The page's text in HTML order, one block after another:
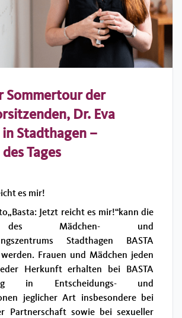
Sommertour der
Dr. Eva
Stadthagen –
Tages
es mir!
Jetzt reicht es mir!“kann die
Mädchen- und
Stadthagen BASTA
Frauen und Mädchen jeden
Herkunft erhalten bei BASTA
in Entscheidungs- und
jeglicher Art insbesondere bei
Partnerschaft sowie bei sexueller